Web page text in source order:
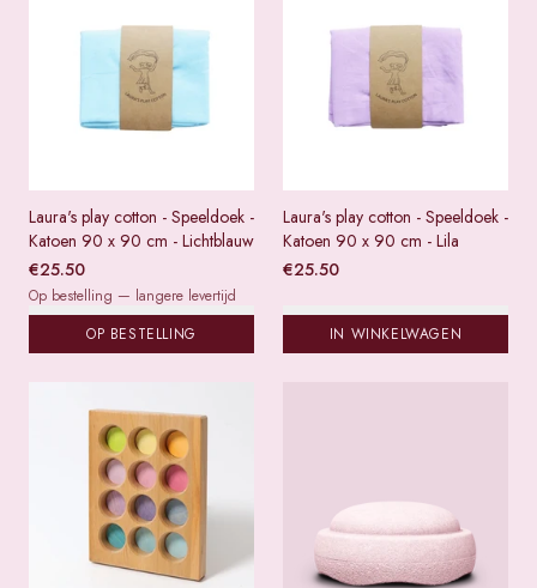
Laura's play cotton - Speeldoek -
Katoen 90 x 90 cm - Lichtblauw
€25.50
Op bestelling — langere levertijd
OP BESTELLING
Laura's play cotton - Speeldoek -
Katoen 90 x 90 cm - Lila
€25.50
IN WINKELWAGEN